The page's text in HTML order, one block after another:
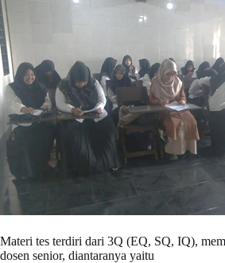
Materi tes terdiri dari 3Q (EQ, SQ, IQ),
dosen senior, diantaranya yaitu